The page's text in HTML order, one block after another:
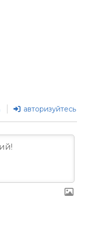
авторизуйтесь